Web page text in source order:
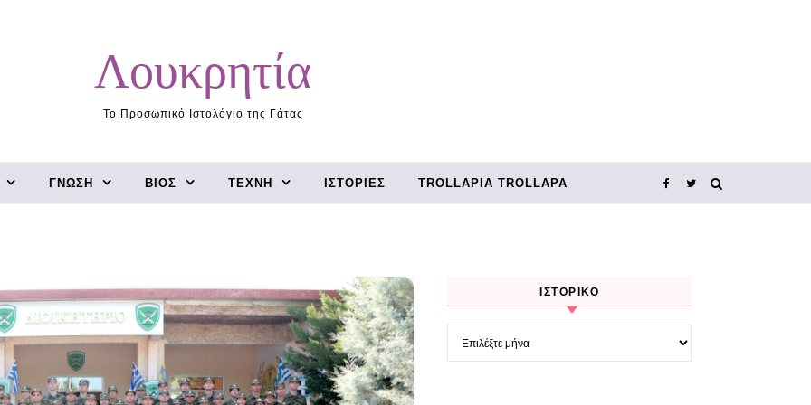
Λουκρητία
Το Προσωπικό Ιστολόγιο της Γάτας
ΓΝΏΣΗ ΒΊΟΣ ΤΈΧΝΗ ΙΣΤΟΡΊΕΣ TROLLΑΡΊΑ TROLLΑΡΆ
ΙΣΤΟΡΙΚΌ
Ιστορικό